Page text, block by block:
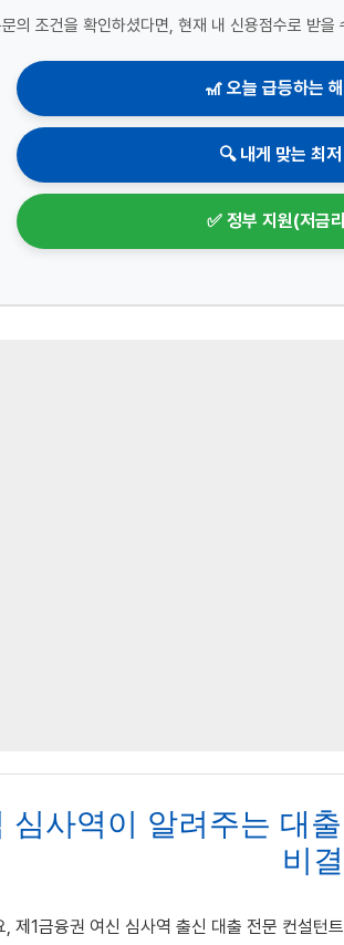
의 조건을 확인하셨다면, 현재 내 신용점수로 받
🎢 오늘 급등하는
🔍 내게 맞는 최
✅ 정부 지원(저금
심사역이 알려주는 대
비
, 제1금융권 여신 심사역 출신 대출 전문 컨설